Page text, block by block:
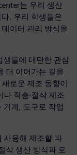
는 우리 생산
. 우리 학생들은
이터 관리 방식을
들에 대단한 관심
더 이어가는 길을
로운 제조 동향이
적층·절삭 제조
기계, 도구로 작업
사용해 제조할 파
삭 생산 방식과 로